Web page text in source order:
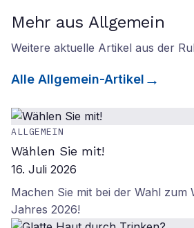
Mehr aus Allgemein
Weitere aktuelle Artikel aus der
Alle Allgemein-Artikel
ALLGEMEIN
Wählen Sie mit!
16. Juli 2026
Machen Sie mit bei der Wahl zum
Jahres 2026!